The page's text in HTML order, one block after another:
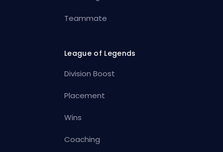
Teammate
League of Legends
Division Boost
Placement
Wins
Coaching